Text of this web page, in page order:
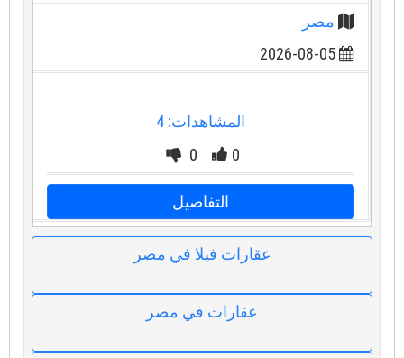
مصر
2026-08-05
المشاهدات: 4
0
0
التفاصيل
عقارات فيلا في مصر
عقارات في مصر